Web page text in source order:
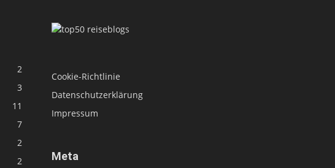
2
3
11
7
2
2
Cookie-Richtlinie
Datenschutzerklärung
Impressum
Meta